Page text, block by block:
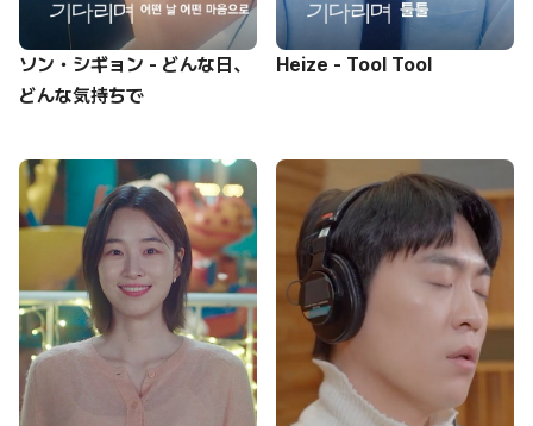
ソン・シギョン - どんな日、
どんな気持ちで
Heize - Tool Tool